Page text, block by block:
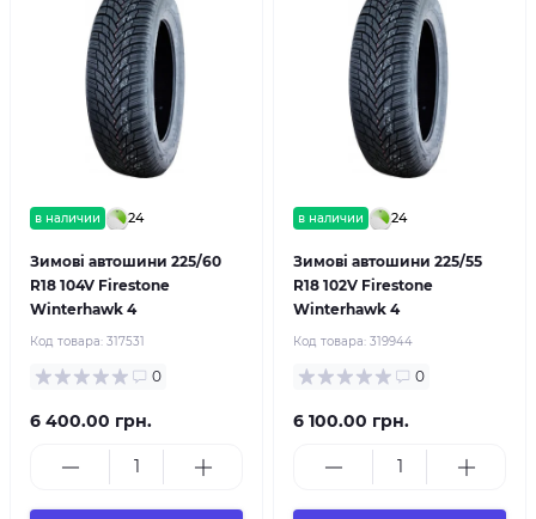
в наличии 24
Зимові автошини 225/60
R18 104V Firestone
Winterhawk 4
Код товара: 317531
0
6 400.00 грн.
в наличии 24
Зимові автошини 225/55
R18 102V Firestone
Winterhawk 4
Код товара: 319944
0
6 100.00 грн.